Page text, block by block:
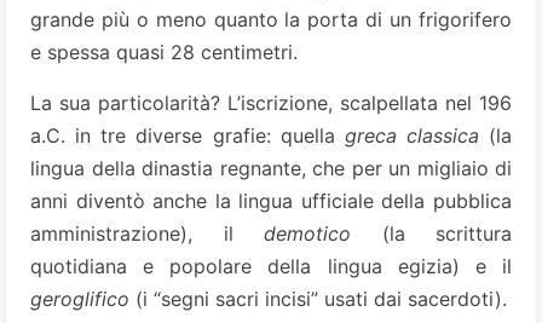
grande più o meno quanto la porta di un frigorifero
e spessa quasi 28 centimetri.
La sua particolarità? L’iscrizione, scalpellata nel 196
a.C. in tre diverse grafie: quella greca classica (la
lingua della dinastia regnante, che per un migliaio di
anni diventò anche la lingua ufficiale della pubblica
amministrazione), il demotico (la scrittura
quotidiana e popolare della lingua egizia) e il
geroglifico (i “segni sacri incisi” usati dai sacerdoti).